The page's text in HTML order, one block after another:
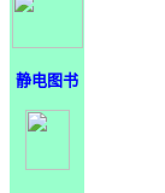
静电图书